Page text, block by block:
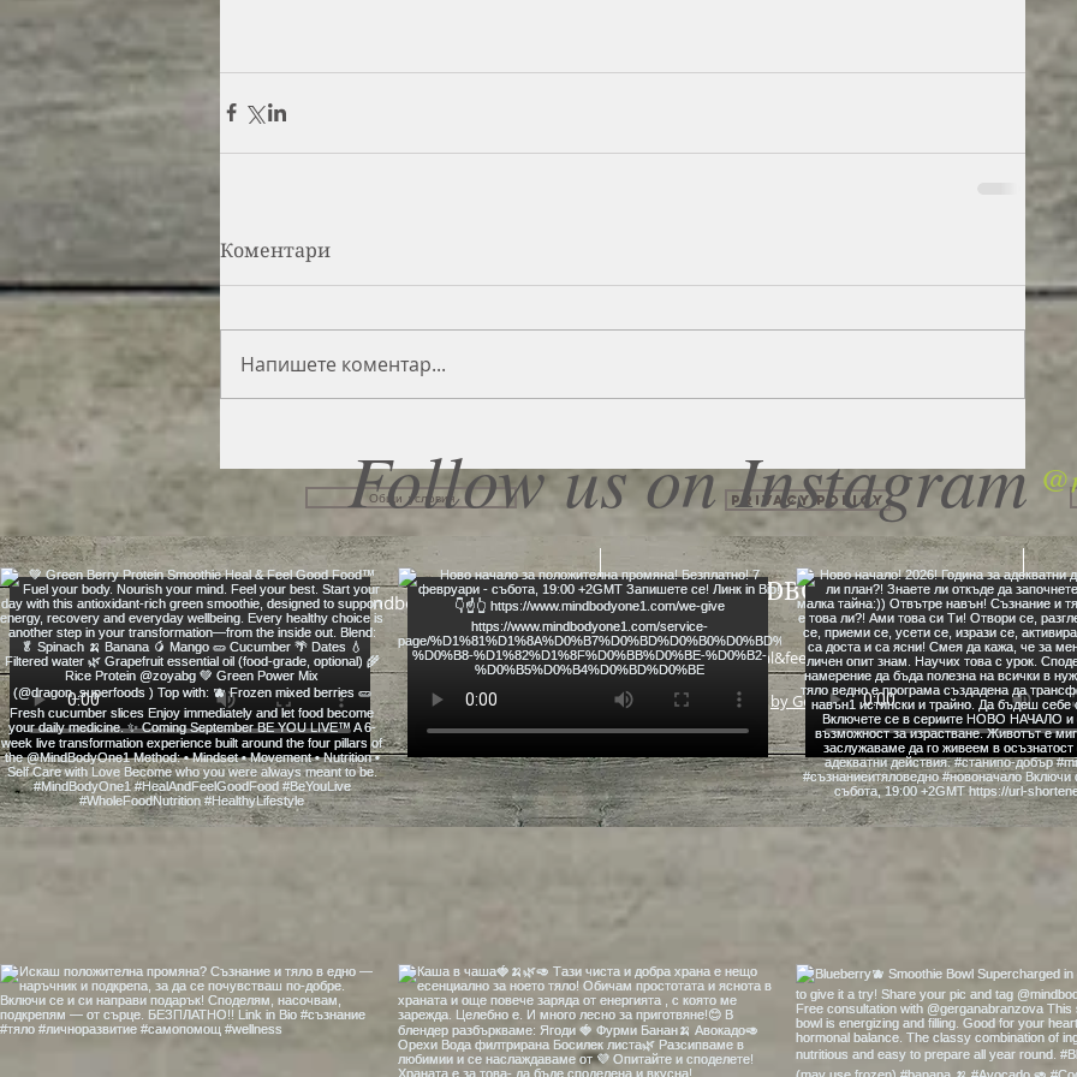
Коментари
Напишете коментар...
Общи условия Privacy Policy
heal&feel good food
by GetBetter
gergana@mindbodyone1.com MINDBODYONE
Follow us on Instagram